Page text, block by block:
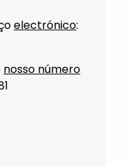
electrónico:
nosso número